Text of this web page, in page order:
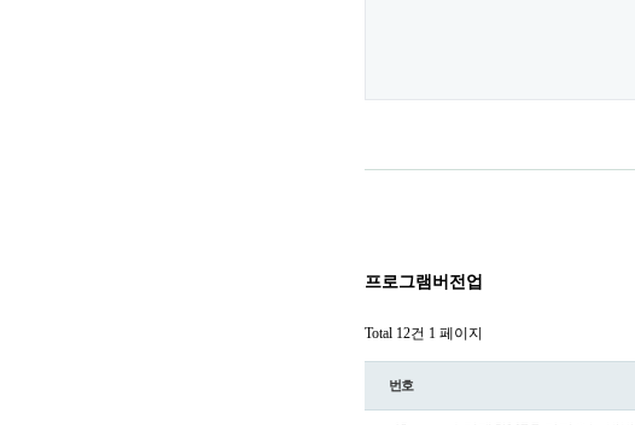
프로그램버전업
Total 12건 1 페이지
번호